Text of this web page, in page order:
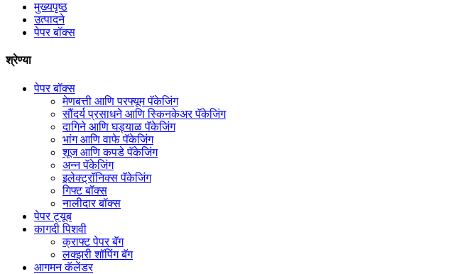
मुख्यपृष्ठ
उत्पादने
पेपर बॉक्स
श्रेण्या
पेपर बॉक्स
मेणबत्ती आणि परफ्यूम पॅकेजिंग
सौंदर्य प्रसाधने आणि स्किनकेअर पॅकेजिंग
दागिने आणि घड्याळ पॅकेजिंग
भांग आणि वाफे पॅकेजिंग
शूज आणि कपडे पॅकेजिंग
अन्न पॅकेजिंग
इलेक्ट्रॉनिक्स पॅकेजिंग
गिफ्ट बॉक्स
नालीदार बॉक्स
पेपर ट्यूब
कागदी पिशवी
क्राफ्ट पेपर बॅग
लक्झरी शॉपिंग बॅग
आगमन कॅलेंडर